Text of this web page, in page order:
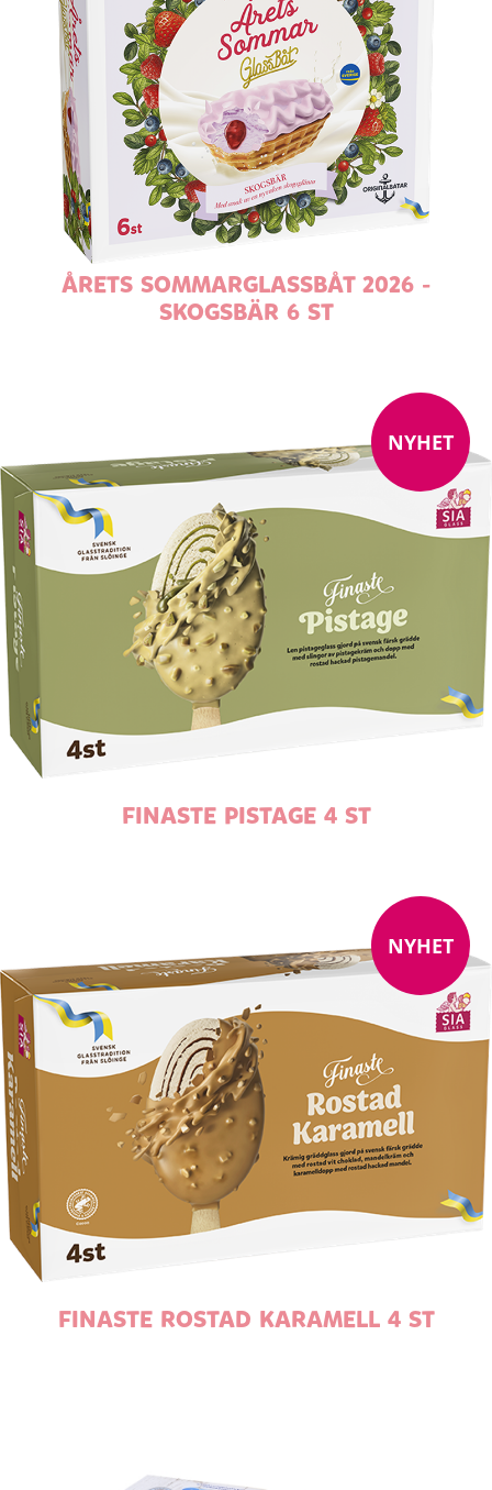
ÅRETS SOMMARGLASSBÅT 2026 -
SKOGSBÄR 6 ST
FINASTE PISTAGE 4 ST
NYHET
FINASTE ROSTAD KARAMELL 4 ST
NYHET